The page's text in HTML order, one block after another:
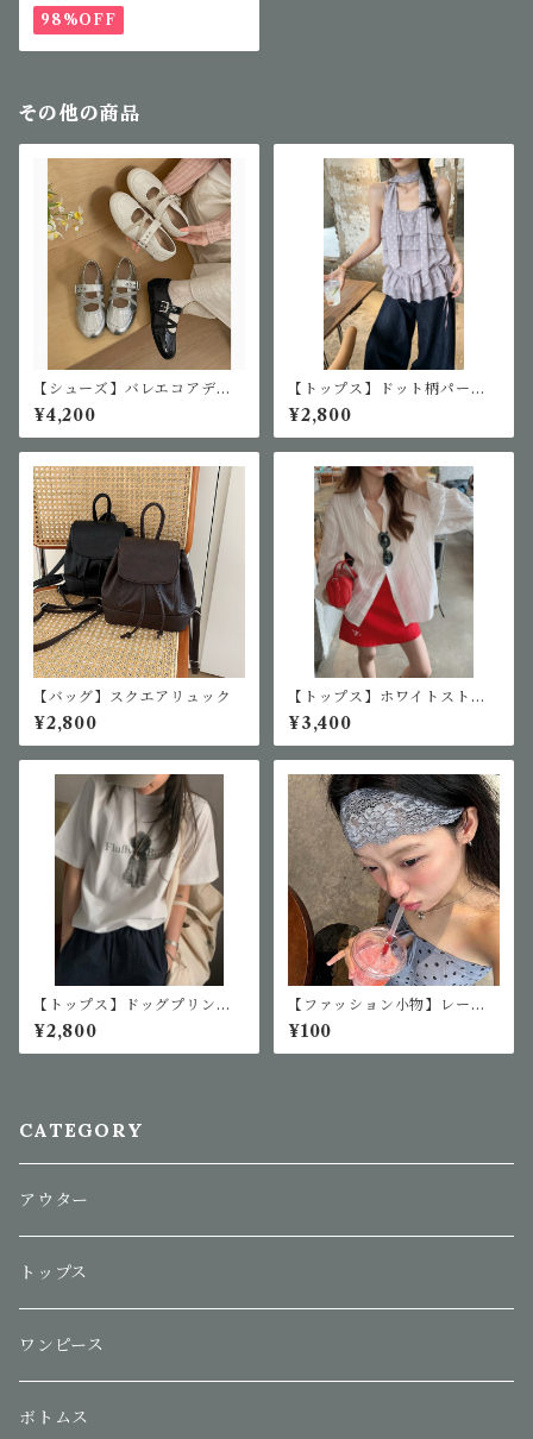
98%OFF
その他の商品
【シューズ】バレエコアデザ
インパンプス
¥4,200
【トップス】ドット柄パープ
ルキャミ
¥2,800
【バッグ】スクエアリュック
¥2,800
【トップス】ホワイトストラ
イプシャツ
¥3,400
【トップス】ドッグプリントT
シャツ
¥2,800
【ファッション小物】レース
ヘアバンド
¥100
CATEGORY
アウター
トップス
ワンピース
ボトムス